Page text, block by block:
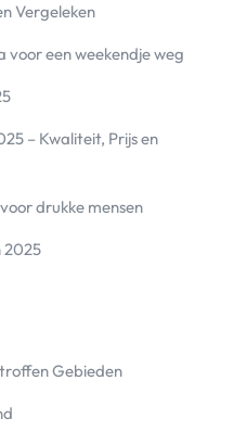
Vergeleken
voor een weekendje weg
– Kwaliteit, Prijs en
drukke mensen
2025
Gebieden